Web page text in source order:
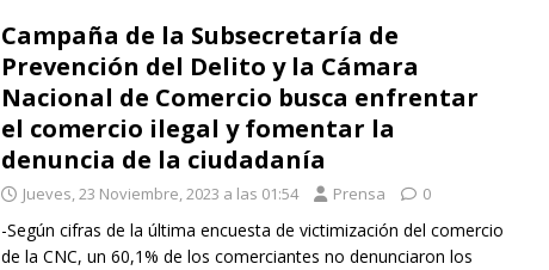
Campaña de la Subsecretaría de
Prevención del Delito y la Cámara
Nacional de Comercio busca enfrentar
el comercio ilegal y fomentar la
denuncia de la ciudadanía
Jueves, 23 Noviembre, 2023 a las 01:54 Prensa 0
-Según cifras de la última encuesta de victimización del comercio
de la CNC, un 60,1% de los comerciantes no denunciaron los